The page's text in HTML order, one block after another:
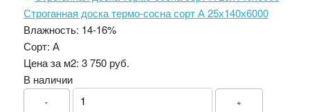
Строганная доска термо-сосна сорт А 25х140х6000
Влажность: 14-16%
Сорт: А
Цена за м2: 3 750 руб.
В наличии
- +